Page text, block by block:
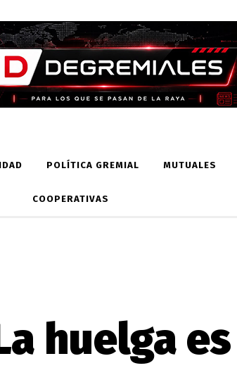
POLÍTICA GREMIAL MUTUALES
COOPERATIVAS
huelga